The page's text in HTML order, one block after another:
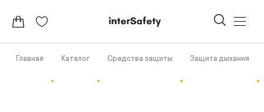
Главная Каталог Средства защиты Защита дыхания